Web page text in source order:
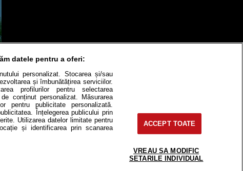
Cât costă?
Modifică Setările
datele pentru a oferi:
personalizat. Stocarea și/sau
și îmbunătățirea serviciilor.
profilurilor pentru selectarea
conținut personalizat. Măsurarea
pentru publicitate personalizată.
Înțelegerea publicului prin
Utilizarea datelor limitate pentru
și identificarea prin scanarea
ACCEPT TOATE
VREAU SA MODIFIC
SETARILE INDIVIDUAL